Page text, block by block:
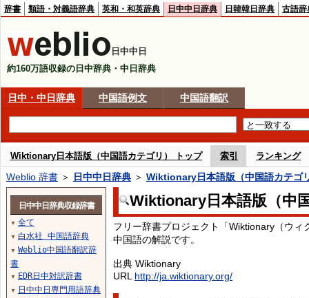
辞書 類語・対義語辞典 英和・和英辞典 日中中日辞典 日韓韓日辞典 古語辞
日中中日
約160万語収録の日中辞典・中日辞典
日中・中日辞典 中国語例文 中国語翻訳
Wiktionary日本語版（中国語カテゴリ） トップ 索引 ランキング
Weblio 辞書 ＞ 日中中日辞典 ＞ Wiktionary日本語版（中国語カテゴ
Wiktionary日本語版（中
フリー辞書プロジェクト「Wiktionary（ウィ
中国語の解説です。
出典 Wiktionary
URL http://ja.wiktionary.org/
日中中日辞典収録辞書
▼ 全て
▼ 白水社 中国語辞典
▼ Weblio中国語翻訳辞
書
▼ EDR日中対訳辞書
▼ 日中中日専門用語辞典